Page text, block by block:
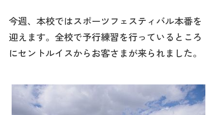
今週、本校ではスポーツフェスティバル本番を
迎えます。全校で予行練習を行っているところ
にセントルイスからお客さまが来られました。